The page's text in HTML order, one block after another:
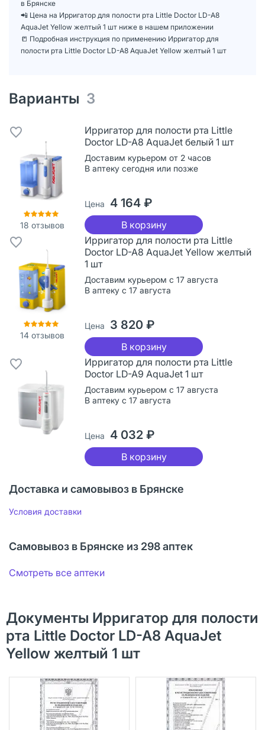
в Брянске
📲 Цена на Ирригатор для полости рта Little Doctor LD-A8
AquaJet Yellow желтый 1 шт ниже в нашем приложении
📒 Подробная инструкция по применению Ирригатор для
полости рта Little Doctor LD-A8 AquaJet Yellow желтый 1 шт
Варианты 3
18 отзывов
Ирригатор для полости рта Little
Doctor LD-A8 AquaJet белый 1 шт
Доставим курьером от 2 часов
В аптеку сегодня или позже
Цена 4 164 ₽
В корзину
14отзывов
Ирригатор для полости рта Little
Doctor LD-A8 AquaJet Yellow желтый
1 шт
Доставим курьером с 17 августа
В аптеку с 17 августа
Цена 3 820 ₽
В корзину
Ирригатор для полости рта Little
Doctor LD-A9 AquaJet 1 шт
Доставим курьером с 17 августа
В аптеку с 17 августа
Цена 4 032 ₽
В корзину
Доставка и самовывоз в Брянске
Условия доставки
Самовывоз в Брянске из 298 аптек
Смотреть все аптеки
Документы Ирригатор для полости
рта Little Doctor LD-A8 AquaJet
Yellow желтый 1 шт